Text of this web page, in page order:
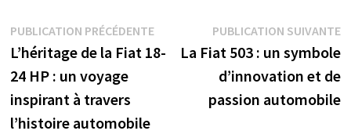
Navigation
de
l’article
PUBLICATION PRÉCÉDENTEPublication
précédente :
L’héritage de la Fiat 18-
24 HP : un voyage
inspirant à travers
l’histoire automobile
PUBLICATION SUIVANTE
La Fiat 503 : un symbole
d’innovation et de
passion automobile